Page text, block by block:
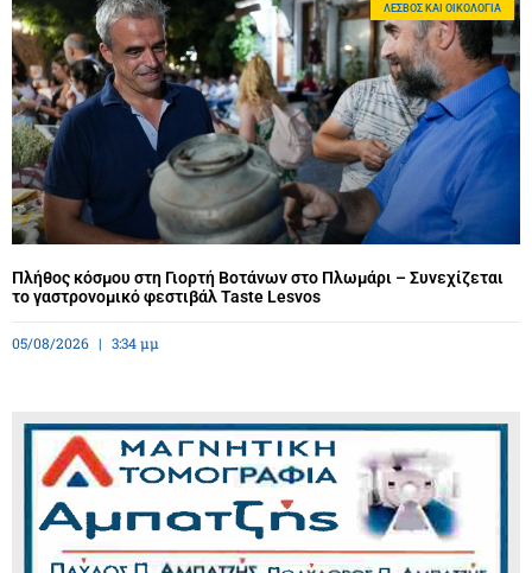
ΛΈΣΒΟΣ ΚΑΙ ΟΙΚΟΛΟΓΊΑ
Πλήθος κόσμου στη Γιορτή Βοτάνων στο Πλωμάρι – Συνεχίζεται
το γαστρονομικό φεστιβάλ Taste Lesvos
05/08/2026 3:34 μμ